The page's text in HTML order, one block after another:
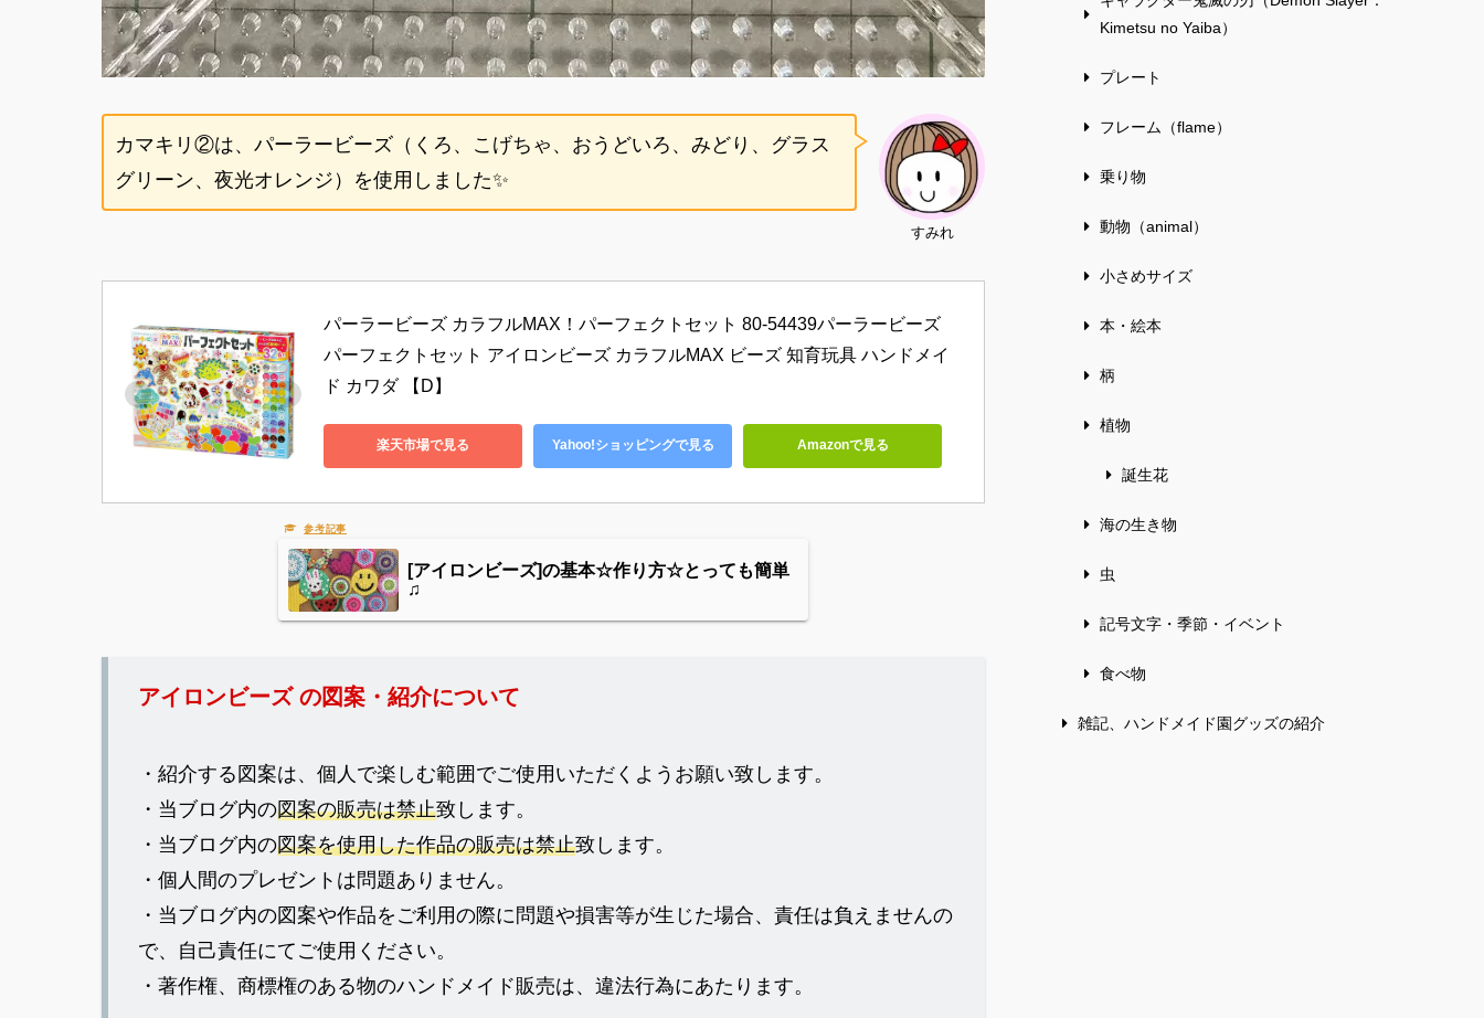
すみれ
カマキリ②は、パーラービーズ（くろ、こげちゃ、おうどいろ、みどり、グラス
グリーン、夜光オレンジ）を使用しました✨
パーラービーズ カラフルMAX！パーフェクトセット 80-54439パーラービーズ
パーフェクトセット アイロンビーズ カラフルMAX ビーズ 知育玩具 ハンドメイ
ド カワダ 【D】
楽天市場で見る Yahoo!ショッピングで見る Amazonで見る
[アイロンビーズ]の基本☆作り方☆とっても簡単
♫
アイロンビーズ の図案・紹介について
・紹介する図案は、個人で楽しむ範囲でご使用いただくようお願い致します。
・当ブログ内の図案の販売は禁止致します。
・当ブログ内の図案を使用した作品の販売は禁止致します。
・個人間のプレゼントは問題ありません。
・当ブログ内の図案や作品をご利用の際に問題や損害等が生じた場合、責任は負えませんの
で、自己責任にてご使用ください。
・著作権、商標権のある物のハンドメイド販売は、違法行為にあたります。
Kimetsu no Yaiba）
プレート
フレーム（flame）
乗り物
動物（animal）
小さめサイズ
本・絵本
柄
植物
誕生花
海の生き物
虫
記号文字・季節・イベント
食べ物
雑記、ハンドメイド園グッズの紹介